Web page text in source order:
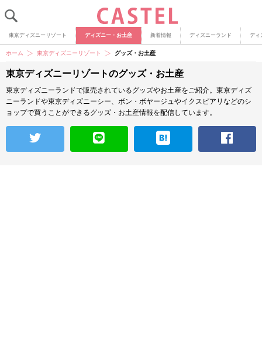
東京ディズニーリゾート ディズニー・お土産 新着情報 ディズニーランド ディ
ホーム 東京ディズニーリゾート グッズ・お土産
東京ディズニーリゾートのグッズ・お土産
東京ディズニーランドで販売されているグッズやお土産をご紹介。東京ディズ
ニーランドや東京ディズニーシー、ボン・ボヤージュやイクスピアリなどのシ
ョップで買うことができるグッズ・お土産情報を配信しています。